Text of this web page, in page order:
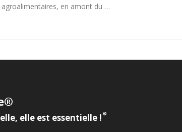
agroalimentaires, en amont du …
elle est essentielle ! ®